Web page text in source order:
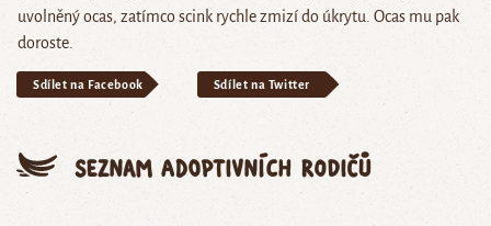
uvolněný ocas, zatímco scink rychle zmizí do úkrytu. Ocas mu pak
doroste.
Sdílet na Facebook Sdílet na Twitter
Seznam adoptivních rodičů